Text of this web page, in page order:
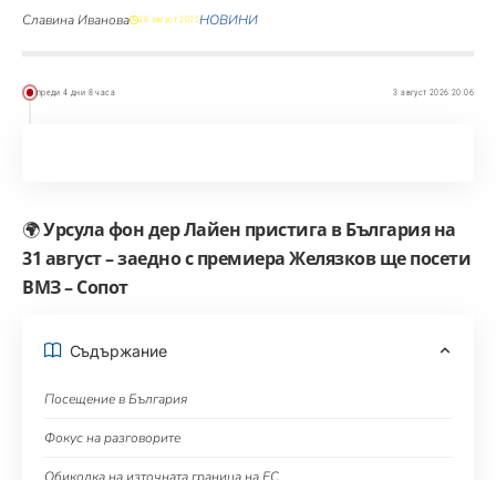
Славина Иванова 28 август 2025НОВИНИ
преди 4 дни 8 часа 3 август 2026 20:06
🌍Урсула фон дер Лайен пристига в България на
31 август – заедно с премиера Желязков ще посети
ВМЗ – Сопот
Съдържание
Посещение в България
Фокус на разговорите